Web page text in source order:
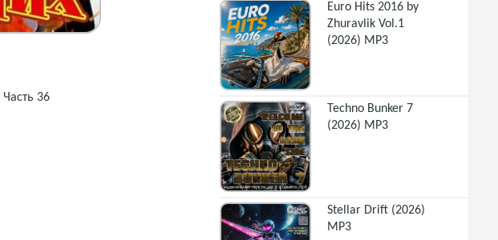
Часть 36
Euro Hits 2016 by
Zhuravlik Vol.1
(2026) MP3
Techno Bunker 7
(2026) MP3
Stellar Drift (2026)
MP3